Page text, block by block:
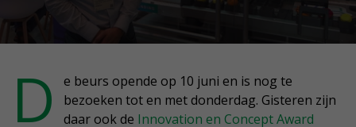
D
e beurs opende op 10 juni en is nog te
bezoeken tot en met donderdag. Gisteren zijn
daar ook de Innovation en Concept Award